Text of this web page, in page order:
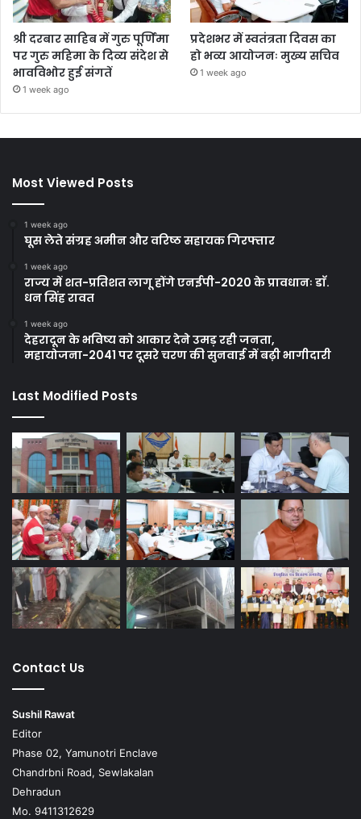
श्री दरबार साहिब में गुरु पूर्णिमा
पर गुरु महिमा के दिव्य संदेश से
भावविभोर हुई संगतें
1 week ago
प्रदेशभर में स्वतंत्रता दिवस का
हो भव्य आयोजनः मुख्य सचिव
1 week ago
Most Viewed Posts
1 week ago
घूस लेते संग्रह अमीन और वरिष्ठ सहायक गिरफ्तार
1 week ago
राज्य में शत-प्रतिशत लागू होंगे एनईपी-2020 के प्रावधानः डाॅ.
धन सिंह रावत
1 week ago
देहरादून के भविष्य को आकार देने उमड़ रही जनता,
महायोजना-2041 पर दूसरे चरण की सुनवाई में बढ़ी भागीदारी
Last Modified Posts
Contact Us
Sushil Rawat
Editor
Phase 02, Yamunotri Enclave
Chandrbni Road, Sewlakalan
Dehradun
Mo. 9411312629